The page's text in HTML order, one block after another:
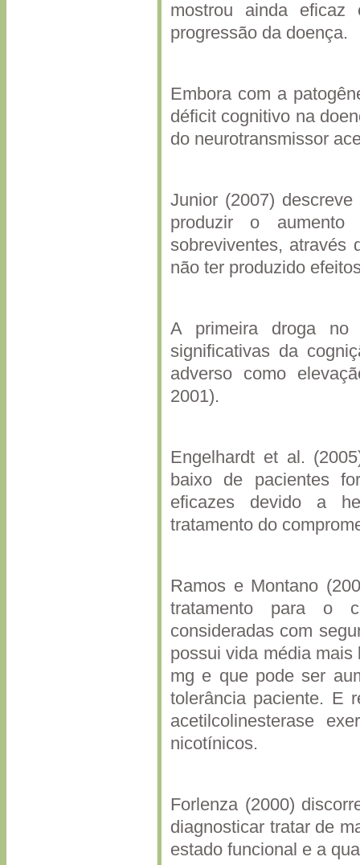
mostrou ainda
progressão da doença.
Embora com a
déficit cognitivo na
do neurotransmissor
Junior (2007)
produzir o aumento
sobreviventes, através
não ter produzido
A primeira droga
significativas da
adverso como
2001).
Engelhardt et al.
baixo de pacientes
eficazes devido a
tratamento do
Ramos e Montano
tratamento para o
consideradas com
possui vida média
mg e que pode ser
tolerância paciente. E
acetilcolinesterase
nicotínicos.
Forlenza (2000)
diagnosticar tratar de
estado funcional e a